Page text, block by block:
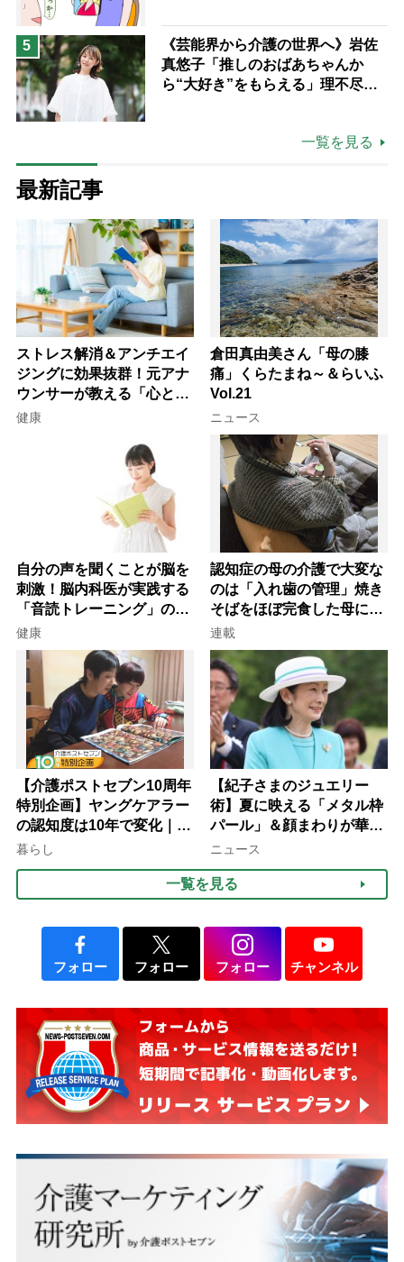
5
《芸能界から介護の世界へ》岩佐
真悠子「推しのおばあちゃんか
ら“大好き”をもらえる」理不尽さ
一覧を見る
最新記事
ストレス解消＆アンチエイ
ジングに効果抜群！元アナ
ウンサーが教える「心と体
を元気にする音読の習慣」
健康
倉田真由美さん「母の膝
痛」くらたまね～＆らいふ
Vol.21
ニュース
自分の声を聞くことが脳を
刺激！脳内科医が実践する
「音読トレーニング」の極
意
健康
認知症の母の介護で大変な
のは「入れ歯の管理」焼き
そばをほぼ完食した母に息
子が血の気が引いた理由
連載
【介護ポストセブン10周年
特別企画】ヤングケアラー
の認知度は10年で変化｜流
行語大賞にノミネート、法
暮らし
【紀子さまのジュエリー
術】夏に映える「メタル枠
パール」＆顔まわりが華や
ぐ「揺れる一粒」の使い分
ニュース
一覧を見る
フォロー フォロー フォロー チャンネル